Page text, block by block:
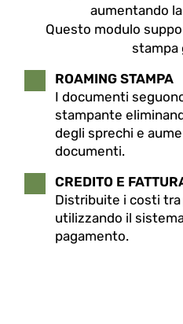
aumentando
Questo modulo
stampa
ROAMING STAMPA
I documenti
stampante
degli sprechi e
documenti.
CREDITO E
Distribuite i costi
utilizzando il
pagamento.